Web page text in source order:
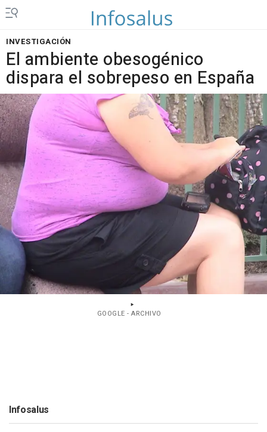
INVESTIGACIÓN
El ambiente obesogénico
dispara el sobrepeso en España
GOOGLE - ARCHIVO
Infosalus